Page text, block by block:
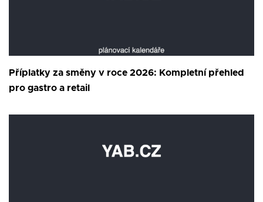
Příplatky za směny v roce 2026: Kompletní přehled
pro gastro a retail